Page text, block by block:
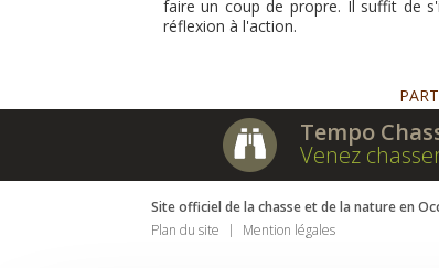
faire un coup de propre. Il suffit de
réflexion à l'action.
Tempo
Venez
Site officiel de la chasse et de la nature en
Plan du site
Mention légales